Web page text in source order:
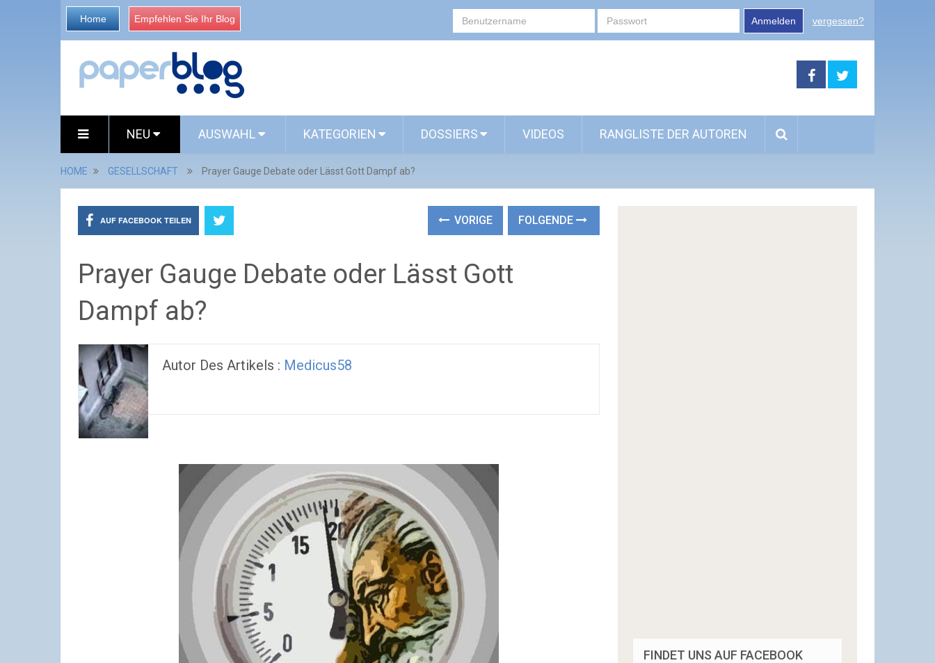
Home Empfehlen Sie Ihr Blog Anmelden vergessen?
NEU AUSWAHL KATEGORIEN DOSSIERS VIDEOS RANGLISTE DER AUTOREN
HOME GESELLSCHAFT Prayer Gauge Debate oder Lässt Gott Dampf ab?
AUF FACEBOOK TEILEN VORIGE FOLGENDE
Prayer Gauge Debate oder Lässt Gott
Dampf ab?
Autor Des Artikels : Medicus58
FINDET UNS AUF FACEBOOK